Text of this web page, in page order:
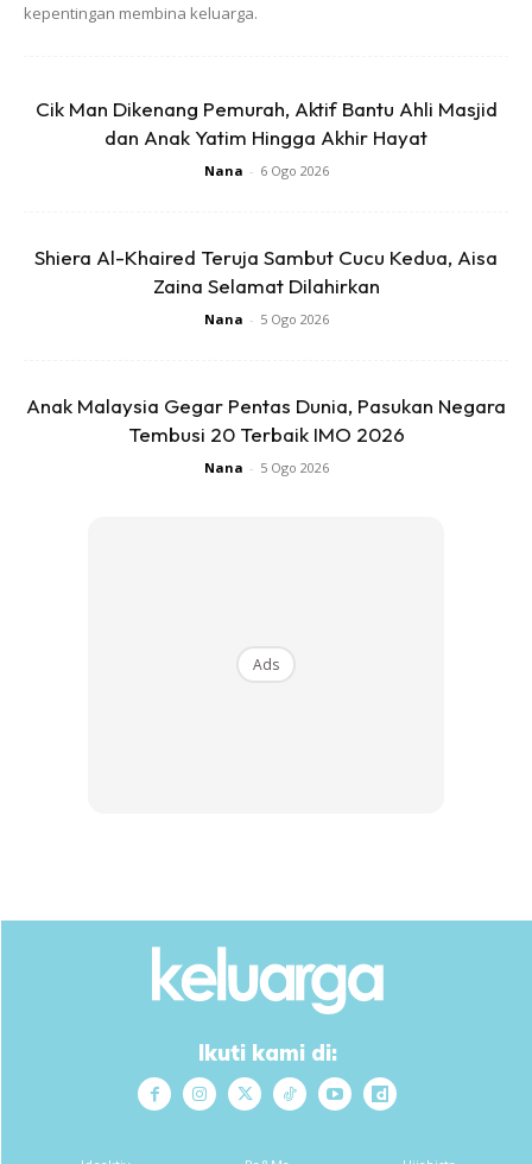
“Sejak bermulanya pandemik, Etika Cares, sebuah program
Menyertai initiatif berkumpulan sebegini adalah salah satu
cara untuk kami meluaskan lagi peluang membuat
kepentingan membina keluarga.
Cik Man Dikenang Pemurah, Aktif Bantu Ahli Masjid
dan Anak Yatim Hingga Akhir Hayat
Nana - 6 Ogo 2026
Shiera Al-Khaired Teruja Sambut Cucu Kedua, Aisa
Zaina Selamat Dilahirkan
Nana - 5 Ogo 2026
Anak Malaysia Gegar Pentas Dunia, Pasukan Negara
Tembusi 20 Terbaik IMO 2026
Nana - 5 Ogo 2026
Ads
Ikuti kami di: